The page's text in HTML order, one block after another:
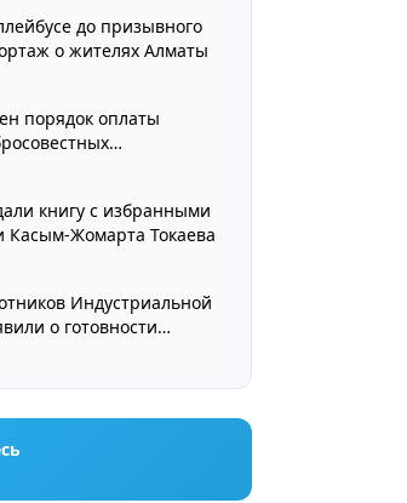
до призывного
о жителях Алматы
порядок оплаты
остается
книгу с избранными
Касым-Жомарта Токаева
Индустриальной
о готовности
выборах членов